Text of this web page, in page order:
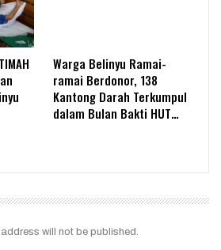
Warga Belinyu Ramai-
ramai Berdonor, 138
Kantong Darah Terkumpul
dalam Bulan Bakti HUT…
will not be published.